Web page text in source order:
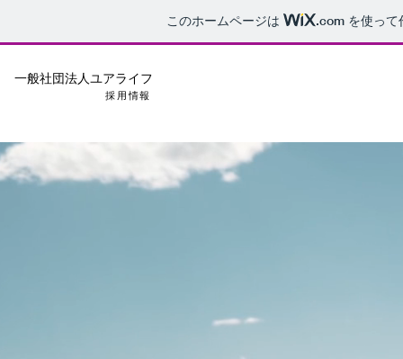
このホームページは .com を使って
一般社団法人ユアライフ
採用情報